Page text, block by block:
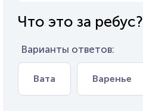
Что это за ребус?
Варианты ответов:
Вата Варенье